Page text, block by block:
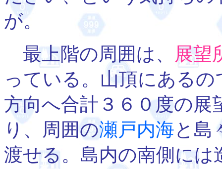
が。
最上階の周囲は、 展望
っている。山頂にあるの
方向へ合計３６０度の展
り、周囲の瀬戸内海と島
渡せる。島内の南側には